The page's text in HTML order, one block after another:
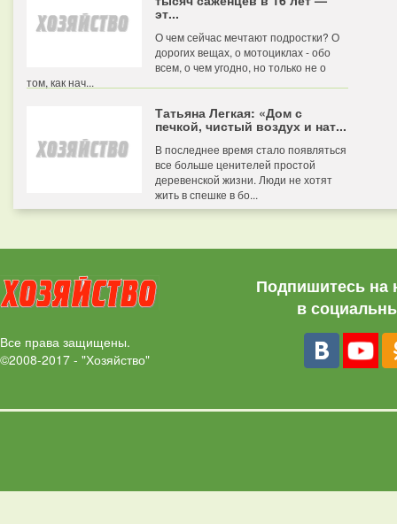
эт...
О чем сейчас мечтают подростки? О
дорогих вещах, о мотоциклах - обо
всем, о чем угодно, но только не о
том, как нач...
Татьяна Легкая: «Дом с
печкой, чистый воздух и нат...
В последнее время стало появляться
все больше ценителей простой
деревенской жизни. Люди не хотят
жить в спешке в бо...
Все права защищены.
©2008-2017 - "Хозяйство"
Подпишитесь на
в